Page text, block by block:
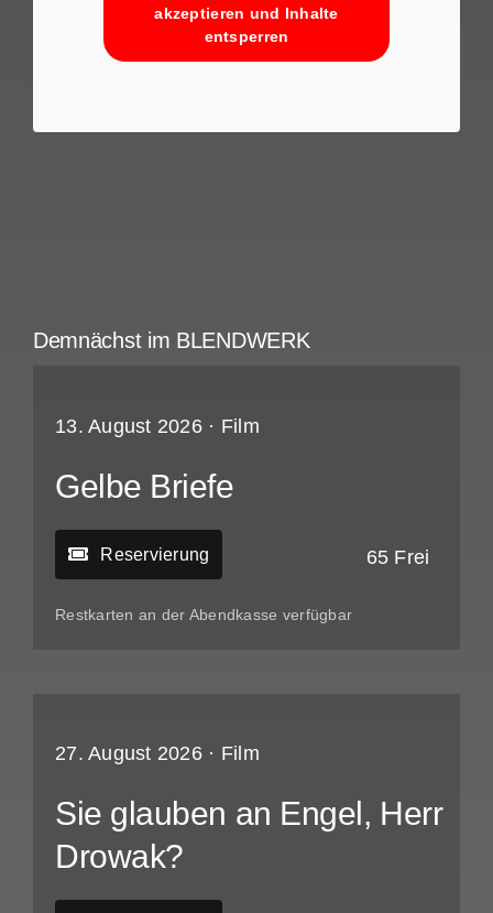
akzeptieren und Inhalte
entsperren
Demnächst im BLENDWERK
13. August 2026 · Film
Gelbe Briefe
Reservierung 65 Frei
Restkarten an der Abendkasse verfügbar
27. August 2026 · Film
Sie glauben an Engel, Herr
Drowak?